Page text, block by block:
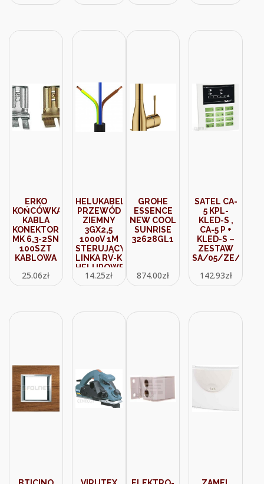
ERKO
KOŃCÓWKA
KABLA
KONEKTOROWA
MK 6,3-2SN
100SZT
KABLOWA
25.06zł
HELUKABEL
PRZEWÓD
ZIEMNY
3GX2,5
1000V 1M
STERUJĄCY
LINKA RV-K
HELUPOWER®
7512
(11003824)
14.25zł
GROHE
ESSENCE
NEW COOL
SUNRISE
32628GL1
874.00zł
SATEL CA-
5 KPL-
KLED-S ,
CA-5 P +
KLED-S –
ZESTAW
SA/05/ZE/01
142.93zł